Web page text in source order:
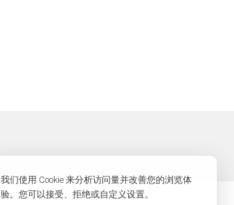
我们使用 Cookie 来分析访问量并改善您的浏览体
验。您可以接受、拒绝或自定义设置。